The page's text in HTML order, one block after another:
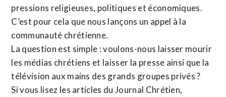
pressions religieuses, politiques et économiques.
C’est pour cela que nous lançons un appel à la
communauté chrétienne.
La question est simple : voulons-nous laisser mourir
les médias chrétiens et laisser la presse ainsi que la
télévision aux mains des grands groupes privés ?
Si vous lisez les articles du Journal Chrétien,